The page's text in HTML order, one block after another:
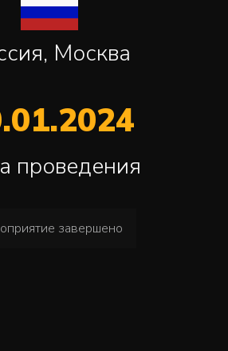
Москва
проведения
завершено